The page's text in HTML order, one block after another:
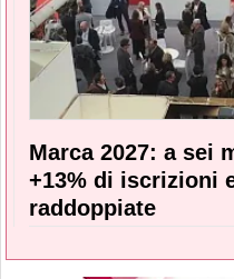
Marca 2027: a sei
+13% di iscrizioni
raddoppiate